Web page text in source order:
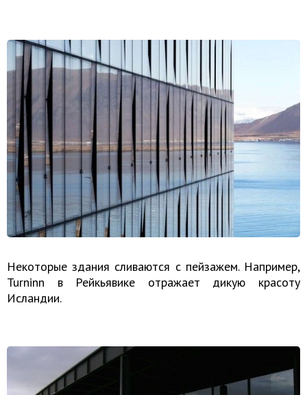
Некоторые здания сливаются с пейзажем. Например,
Turninn в Рейкьявике отражает дикую красоту
Исландии.